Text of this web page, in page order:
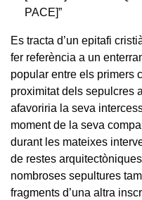
PACE]”
Es tracta d’un epitafi
fer referència a un
popular entre els primers
proximitat dels sepulcres
afavoriria la seva
moment de la seva
durant les mateixes
de restes
nombroses sepultures
fragments d’una altra